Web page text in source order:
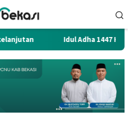
Idul Adha 1447 H menjadi